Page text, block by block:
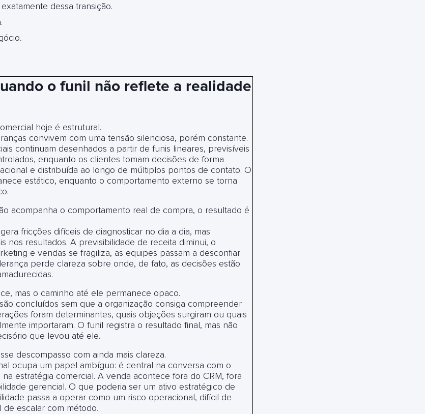
dessa transição.
.
o funil não reflete a realidade
hoje é estrutural.
convivem com uma tensão silenciosa, porém constante.
continuam desenhados a partir de funis lineares, previsíveis
enquanto os clientes tomam decisões de forma
e distribuída ao longo de múltiplos pontos de contato. O
estático, enquanto o comportamento externo se torna
acompanha o comportamento real de compra, o resultado é
fricções difíceis de diagnosticar no dia a dia, mas
nos resultados. A previsibilidade de receita diminui, o
e vendas se fragiliza, as equipes passam a desconfiar
perde clareza sobre onde, de fato, as decisões estão
mas o caminho até ele permanece opaco.
concluídos sem que a organização consiga compreender
foram determinantes, quais objeções surgiram ou quais
importaram. O funil registra o resultado final, mas não
que levou até ele.
descompasso com ainda mais clareza.
ocupa um papel ambíguo: é central na conversa com o
estratégia comercial. A venda acontece fora do CRM, fora
gerencial. O que poderia ser um ativo estratégico de
passa a operar como um risco operacional, difícil de
escalar com método.